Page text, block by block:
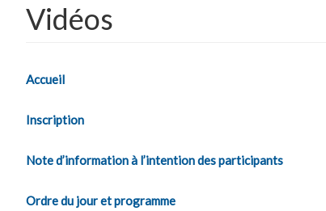
Vidéos
Accueil
Inscription
Note d’information à l’intention des participants
Ordre du jour et programme